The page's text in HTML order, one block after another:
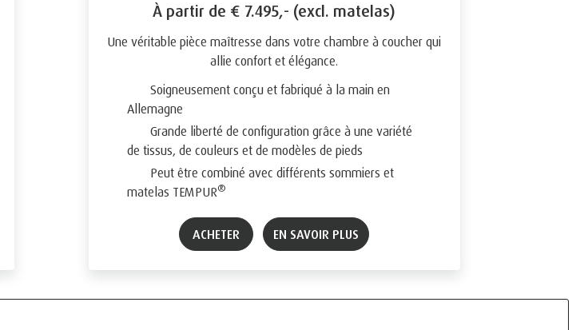
À partir de € 7.495,- (excl. matelas)
Une véritable pièce maîtresse dans votre chambre à coucher qui
allie confort et élégance.
Soigneusement conçu et fabriqué à la main en
Allemagne
Grande liberté de configuration grâce à une variété
de tissus, de couleurs et de modèles de pieds
Peut être combiné avec différents sommiers et
matelas TEMPUR®
ACHETER EN SAVOIR PLUS